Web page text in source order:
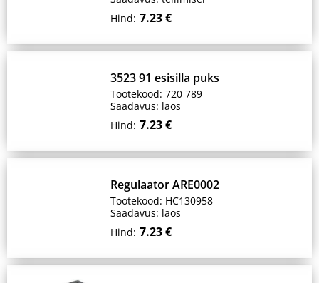
Hind: 7.23 €
3523 91 esisilla puks
Tootekood: 720 789
Saadavus: laos
Hind: 7.23 €
Regulaator ARE0002
Tootekood: HC130958
Saadavus: laos
Hind: 7.23 €